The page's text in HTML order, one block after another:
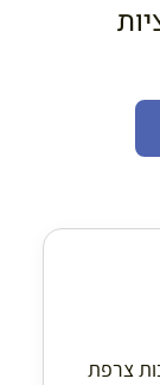
צרפת